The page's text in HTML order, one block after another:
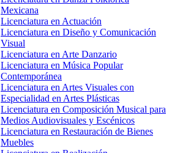
Mexicana
Licenciatura en Actuación
Licenciatura en Diseño y Comunicación
Visual
Licenciatura en Arte Danzario
Licenciatura en Música Popular
Contemporánea
Licenciatura en Artes Visuales con
Especialidad en Artes Plásticas
Licenciatura en Composición Musical para
Medios Audiovisuales y Escénicos
Licenciatura en Restauración de Bienes
Muebles